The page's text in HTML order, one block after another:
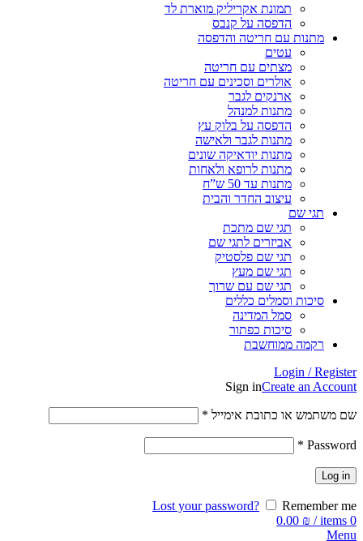
תמונת אקריליק מוארת לד
הדפסה על קנבס
מתנות עם חריטה והדפסה
עטים
מצתים עם חריטה
אולרים וסכינים עם חריטה
ארנקים לגבר
מתנות למנהל
הדפסה על בלוק עץ
מתנות לגבר ולאישה
מתנות יודאיקה שונים
מתנות לרופא ולאחות
מתנות עד 50 ש”ח
עיצוב החדר והבית
תגי שם
תגי שם מתכת
אביזרים לתגי שם
תגי שם פלסטיק
תגי שם מעץ
תגי שם עם שרוך
סיכות וסמלים כללים
סמל המדינה
סיכות כפתור
רקמה ממוחשבת
Login / Register
Sign inCreate an Account
שם משתמש או כתובת אימייל *
Password
*
Log in
Lost your password?
Remember me
0
items
/
0.00 ₪
Menu